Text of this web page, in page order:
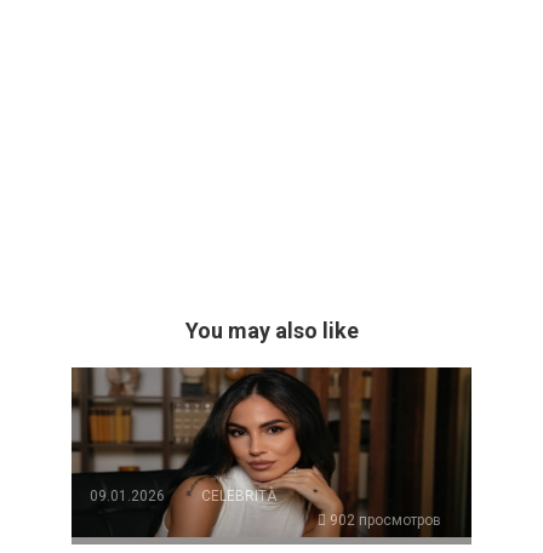
You may also like
09.01.2026
CELEBRITÀ
902 просмотров